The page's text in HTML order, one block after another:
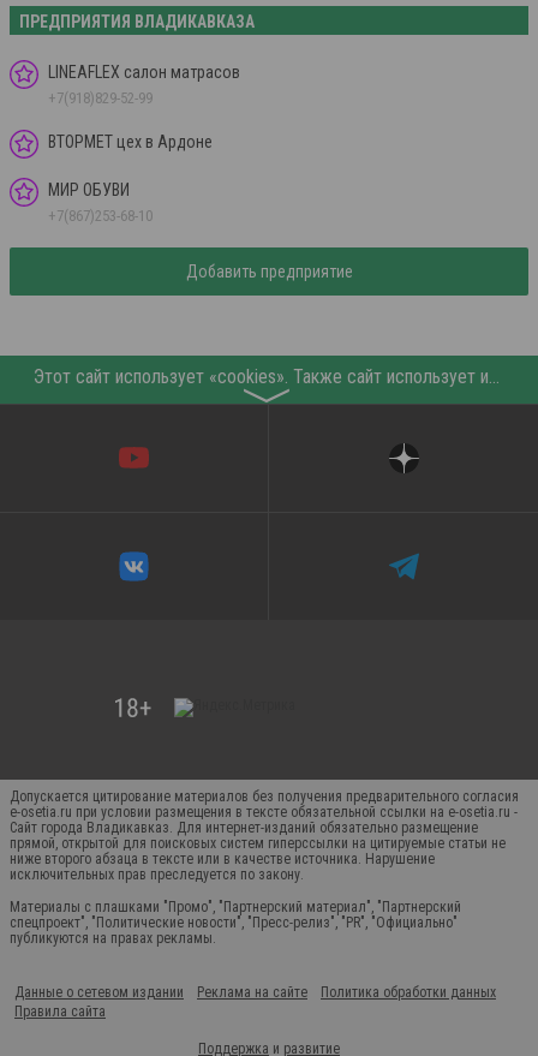
ПРЕДПРИЯТИЯ ВЛАДИКАВКАЗА
LINEAFLEX салон матрасов
+7(918)829-52-99
ВТОРМЕТ цех в Ардоне
МИР ОБУВИ
+7(867)253-68-10
Добавить предприятие
Этот сайт использует «cookies». Также сайт использует интернет-сервис для сбора технических данных касательно посетителей с целью получения маркетинговой и статистической информации. Условия обработки данных посетителей сайта см.
〉
Допускается цитирование материалов без получения предварительного согласия
e-osetia.ru при условии размещения в тексте обязательной ссылки на e-osetia.ru -
Сайт города Владикавказ. Для интернет-изданий обязательно размещение
прямой, открытой для поисковых систем гиперссылки на цитируемые статьи не
ниже второго абзаца в тексте или в качестве источника. Нарушение
исключительных прав преследуется по закону.
Материалы с плашками "Промо", "Партнерский материал", "Партнерский
спецпроект", "Политические новости", "Пресс-релиз", "PR", "Официально"
публикуются на правах рекламы.
Данные о сетевом издании Реклама на сайте
Политика обработки данных
Правила сайта
Поддержка и развитие